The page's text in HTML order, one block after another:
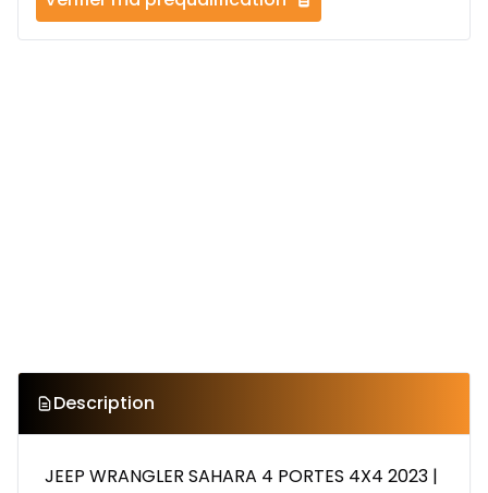
Description
JEEP WRANGLER SAHARA 4 PORTES 4X4 2023 |